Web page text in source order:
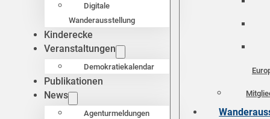
Digitale
Wanderausstellung
Kinderecke
Veranstaltungen
Demokratiekalendar
Publikationen
News
Agenturmeldungen